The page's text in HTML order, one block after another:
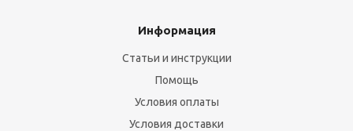
Информация
Статьи и инструкции
Помощь
Условия оплаты
Условия доставки